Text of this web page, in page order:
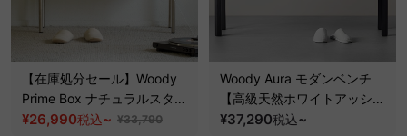
【在庫処分セール】Woody
Prime Box ナチュラルスタイ
ルウッドベンチ【高級天然ツ
¥26,990税込~ ¥33,790
Woody Aura モダンベンチ
【高級天然ホワイトアッシュ
材】
¥37,290税込~